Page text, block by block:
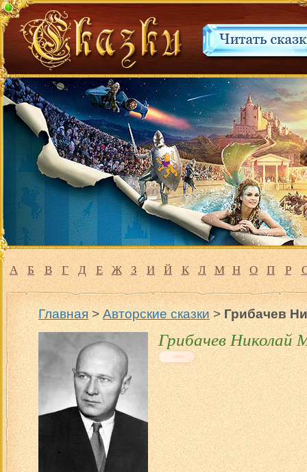
А Б В Г Д Е Ж З И Й К Л М Н О П Р
Главная>Авторские сказки>Грибачев
Грибачев Николай